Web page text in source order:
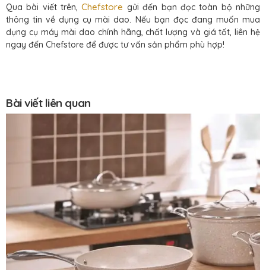
Qua bài viết trên,Chefstore gửi đến bạn đọc toàn bộ những
thông tin về dụng cụ mài dao. Nếu bạn đọc đang muốn mua
dụng cụ máy mài dao chính hãng, chất lượng và giá tốt, liên hệ
ngay đến Chefstore để được tư vấn sản phẩm phù hợp!
Bài viết liên quan